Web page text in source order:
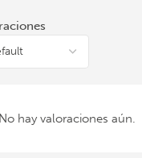
hay valoraciones aún.